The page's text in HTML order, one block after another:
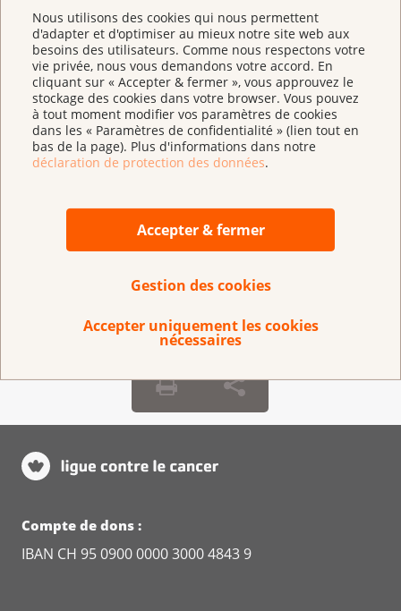
Nous utilisons des cookies qui nous permettent
d'adapter et d'optimiser au mieux notre site web aux
besoins des utilisateurs. Comme nous respectons votre
vie privée, nous vous demandons votre accord. En
cliquant sur « Accepter & fermer », vous approuvez le
stockage des cookies dans votre browser. Vous pouvez
à tout moment modifier vos paramètres de cookies
dans les « Paramètres de confidentialité » (lien tout en
bas de la page). Plus d'informations dans notre
déclaration de protection des données.
Accepter & fermer
Gestion des cookies
Accepter uniquement les cookies
nécessaires
Médaille de la Ligue
Compte de dons :
IBAN CH 95 0900 0000 3000 4843 9